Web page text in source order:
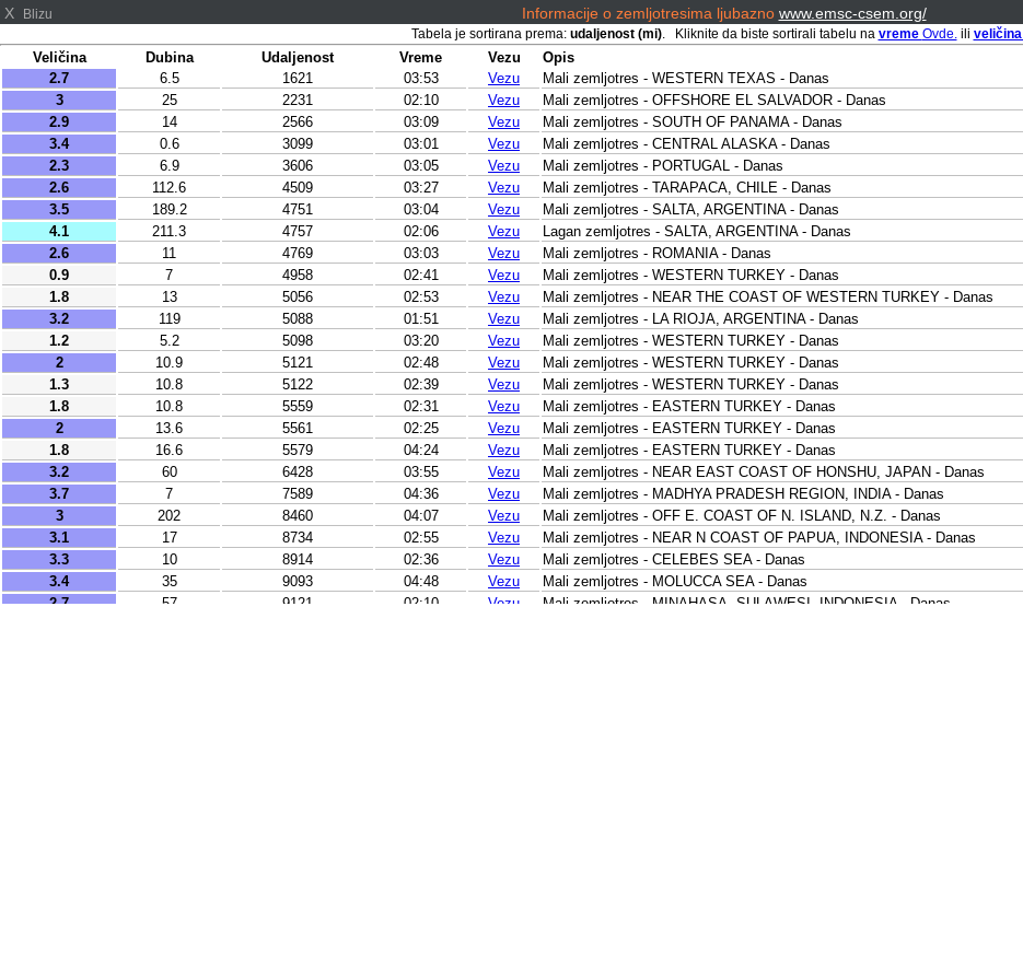
X Blizu Informacije o zemljotresima ljubazno www.emsc-csem.org/
Tabela je sortirana prema: udaljenost (mi). Kliknite da biste sortirali tabelu na vreme Ovde.ili veličina
Veličina Dubina Udaljenost Vreme Vezu
Opis
2.7
6.5 1621 03:53 Vezu
Mali zemljotres - WESTERN TEXAS - Danas
3
25 2231 02:10 Vezu
Mali zemljotres - OFFSHORE EL SALVADOR - Danas
2.9
14 2566 03:09 Vezu
Mali zemljotres - SOUTH OF PANAMA - Danas
3.4
0.6 3099 03:01 Vezu
Mali zemljotres - CENTRAL ALASKA - Danas
2.3
6.9 3606 03:05 Vezu
Mali zemljotres - PORTUGAL - Danas
2.6
112.6 4509 03:27 Vezu
Mali zemljotres - TARAPACA, CHILE - Danas
3.5
189.2 4751 03:04 Vezu
Mali zemljotres - SALTA, ARGENTINA - Danas
4.1
211.3 4757 02:06 Vezu
Lagan zemljotres - SALTA, ARGENTINA - Danas
2.6
11 4769 03:03 Vezu
Mali zemljotres - ROMANIA - Danas
0.9
7 4958 02:41 Vezu
Mali zemljotres - WESTERN TURKEY - Danas
1.8
13 5056 02:53 Vezu
Mali zemljotres - NEAR THE COAST OF WESTERN TURKEY - Danas
3.2
119 5088 01:51 Vezu
Mali zemljotres - LA RIOJA, ARGENTINA - Danas
1.2
5.2 5098 03:20 Vezu
Mali zemljotres - WESTERN TURKEY - Danas
2
10.9 5121 02:48 Vezu
Mali zemljotres - WESTERN TURKEY - Danas
1.3
10.8 5122 02:39 Vezu
Mali zemljotres - WESTERN TURKEY - Danas
1.8
10.8 5559 02:31 Vezu
Mali zemljotres - EASTERN TURKEY - Danas
2
13.6 5561 02:25 Vezu
Mali zemljotres - EASTERN TURKEY - Danas
1.8
16.6 5579 04:24 Vezu
Mali zemljotres - EASTERN TURKEY - Danas
3.2
60 6428 03:55 Vezu
Mali zemljotres - NEAR EAST COAST OF HONSHU, JAPAN - Danas
3.7
7 7589 04:36 Vezu
Mali zemljotres - MADHYA PRADESH REGION, INDIA - Danas
3
202 8460 04:07 Vezu
Mali zemljotres - OFF E. COAST OF N. ISLAND, N.Z. - Danas
3.1
17 8734 02:55 Vezu
Mali zemljotres - NEAR N COAST OF PAPUA, INDONESIA - Danas
3.3
10 8914 02:36 Vezu
Mali zemljotres - CELEBES SEA - Danas
3.4
35 9093 04:48 Vezu
Mali zemljotres - MOLUCCA SEA - Danas
2.7
57 9121 02:10 Vezu
Mali zemljotres - MINAHASA, SULAWESI, INDONESIA - Danas